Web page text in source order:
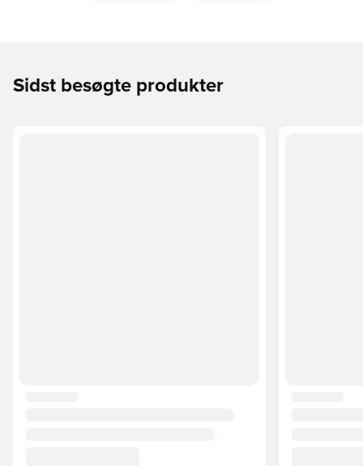
Sidst besøgte produkter